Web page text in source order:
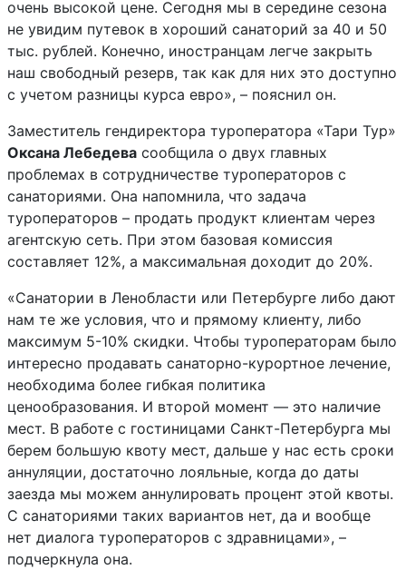
очень высокой цене. Сегодня мы в середине сезона
не увидим путевок в хороший санаторий за 40 и 50
тыс. рублей. Конечно, иностранцам легче закрыть
наш свободный резерв, так как для них это доступно
с учетом разницы курса евро», – пояснил он.
Заместитель гендиректора туроператора «Тари Тур»
Оксана Лебедева сообщила о двух главных
проблемах в сотрудничестве туроператоров с
санаториями. Она напомнила, что задача
туроператоров – продать продукт клиентам через
агентскую сеть. При этом базовая комиссия
составляет 12%, а максимальная доходит до 20%.
«Санатории в Ленобласти или Петербурге либо дают
нам те же условия, что и прямому клиенту, либо
максимум 5-10% скидки. Чтобы туроператорам было
интересно продавать санаторно-курортное лечение,
необходима более гибкая политика
ценообразования. И второй момент — это наличие
мест. В работе с гостиницами Санкт-Петербурга мы
берем большую квоту мест, дальше у нас есть сроки
аннуляции, достаточно лояльные, когда до даты
заезда мы можем аннулировать процент этой квоты.
С санаториями таких вариантов нет, да и вообще
нет диалога туроператоров с здравницами», –
подчеркнула она.